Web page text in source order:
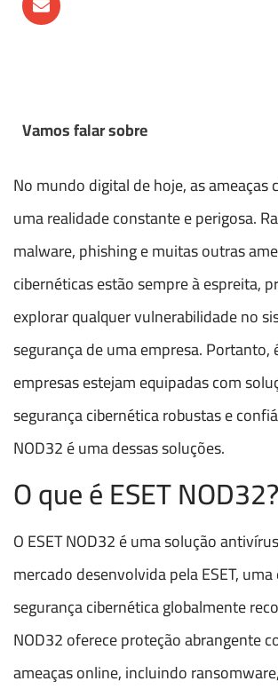
Vamos falar sobre
No mundo digital de hoje, as ameaças
uma realidade constante e perigosa.
malware, phishing e muitas outras
cibernéticas estão sempre à espreita,
explorar qualquer vulnerabilidade no
segurança de uma empresa. Portanto,
empresas estejam equipadas com
segurança cibernética robustas e
NOD32 é uma dessas soluções.
O que é ESET NOD32?
O ESET NOD32 é uma solução
mercado desenvolvida pela ESET,
segurança cibernética globalmente
NOD32 oferece proteção abrangente
ameaças online, incluindo